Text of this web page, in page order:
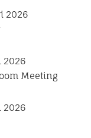
2026
2026
Meeting
2026